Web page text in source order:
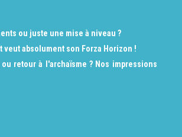
ou juste une mise à niveau ?
veut absolument son Forza Horizon !
retour à l'archaïsme ? Nos impressions